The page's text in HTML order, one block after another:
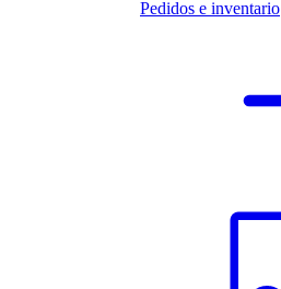
Pedidos e inventario